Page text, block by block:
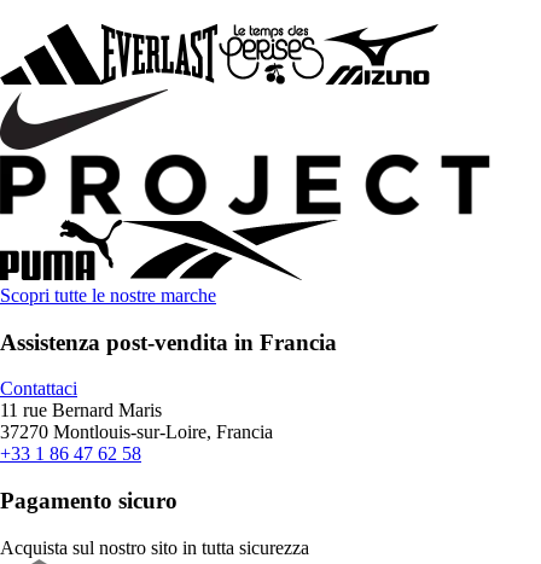
Scopri tutte le nostre marche
Assistenza post-vendita in Francia
Contattaci
11 rue Bernard Maris
37270 Montlouis-sur-Loire, Francia
+33 1 86 47 62 58
Pagamento sicuro
Acquista sul nostro sito in tutta sicurezza